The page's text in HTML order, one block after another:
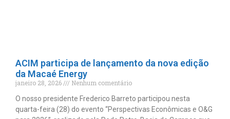
ACIM participa de lançamento da nova edição
da Macaé Energy
janeiro 28, 2026
Nenhum comentário
O nosso presidente Frederico Barreto participou nesta
quarta-feira (28) do evento “Perspectivas Econômicas e O&G